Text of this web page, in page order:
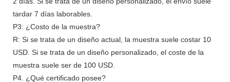
tardar 7 días laborables.
P3: ¿Costo de la muestra?
R: Si se trata de un diseño actual, la muestra suele costar 10
USD. Si se trata de un diseño personalizado, el coste de la
muestra suele ser de 100 USD.
P4. ¿Qué certificado posee?